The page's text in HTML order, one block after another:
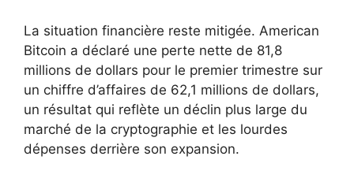
La situation financière reste mitigée. American
Bitcoin a déclaré une perte nette de 81,8
millions de dollars pour le premier trimestre sur
un chiffre d’affaires de 62,1 millions de dollars,
un résultat qui reflète un déclin plus large du
marché de la cryptographie et les lourdes
dépenses derrière son expansion.